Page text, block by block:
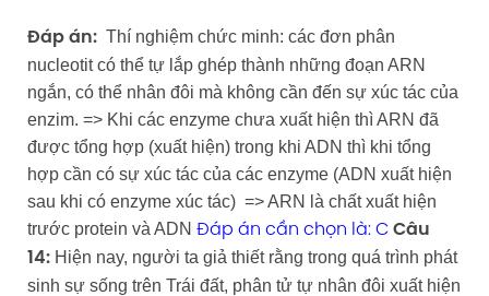
Đáp án: Thí nghiệm chức minh: các đơn phân
nucleotit có thể tự lắp ghép thành những đoạn ARN
ngắn, có thể nhân đôi mà không cần đến sự xúc tác của
enzim. => Khi các enzyme chưa xuất hiện thì ARN đã
được tổng hợp (xuất hiện) trong khi ADN thì khi tổng
hợp cần có sự xúc tác của các enzyme (ADN xuất hiện
sau khi có enzyme xúc tác) => ARN là chất xuất hiện
trước protein và ADN Đáp án cần chọn là: C Câu
14:Hiện nay, người ta giả thiết rằng trong quá trình phát
sinh sự sống trên Trái đất, phân tử tự nhân đôi xuất hiện